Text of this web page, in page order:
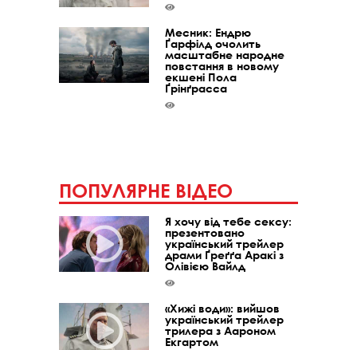
Месник: Ендрю
Ґарфілд очолить
масштабне народне
повстання в новому
екшені Пола
Ґрінґрасса
ПОПУЛЯРНЕ ВІДЕО
Я хочу від тебе сексу:
презентовано
український трейлер
драми Ґреґґа Аракі з
Олівією Вайлд
«Хижі води»: вийшов
український трейлер
трилера з Аароном
Екгартом